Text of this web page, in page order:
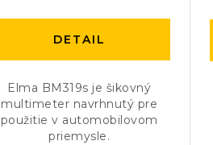
DETAIL
Elma BM319s je šikovný
multimeter navrhnutý pre
použitie v automobilovom
priemysle.